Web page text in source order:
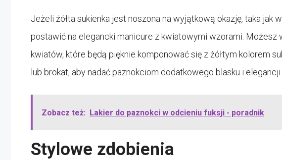
Jeżeli żółta sukienka jest noszona na wyjątkową okazję, taka jak
postawić na elegancki manicure z kwiatowymi wzorami. Możesz
kwiatów, które będą pięknie komponować się z żółtym kolorem
lub brokat, aby nadać paznokciom dodatkowego blasku i elegancji.
Zobacz też: Lakier do paznokci w odcieniu fuksji - poradnik
Stylowe zdobienia